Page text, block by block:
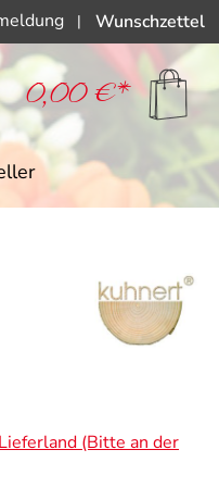
| Wunschzettel
0,00 €*
(Bitte an der